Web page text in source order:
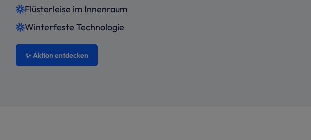
Flüsterleise im Innenraum
Winterfeste Technologie
✨ Aktion entdecken